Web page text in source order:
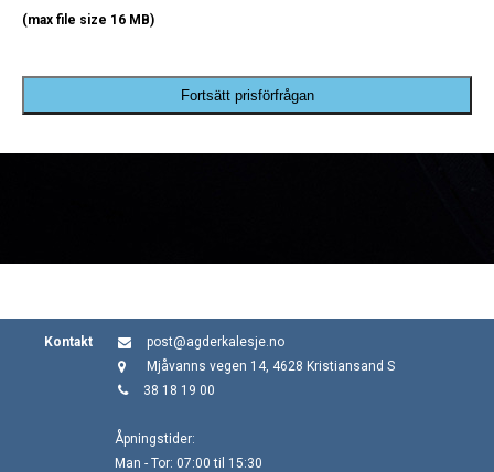
(max file size 16 MB)
Fortsätt prisförfrågan
Kontakt
post@agderkalesje.no
Mjåvanns vegen 14, 4628 Kristiansand S
38 18 19 00
Åpningstider:
Man - Tor: 07:00 til 15:30